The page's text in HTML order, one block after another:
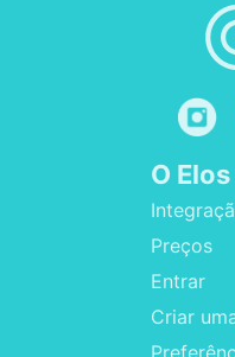
O Elos
Preços
Entrar
Criar